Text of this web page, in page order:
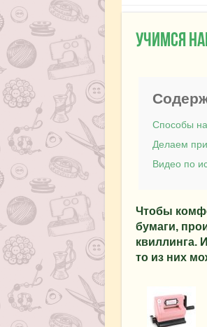
Учимся
Способы
Делаем
Видео по
Чтобы
бумаги,
квиллинга.
то из них